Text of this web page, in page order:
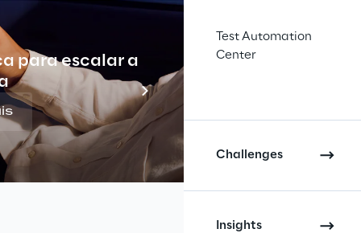
para escalar a
Test Automation
Center
Challenges
Insights